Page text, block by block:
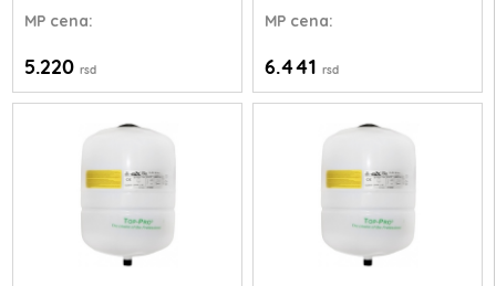
MP cena:
5.220rsd
MPcena:
6.441 rsd